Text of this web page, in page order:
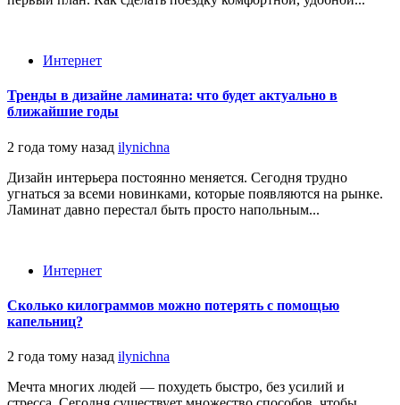
Интернет
Тренды в дизайне ламината: что будет актуально в
ближайшие годы
2 года тому назад ilynichna
Дизайн интерьера постоянно меняется. Сегодня трудно
угнаться за всеми новинками, которые появляются на рынке.
Ламинат давно перестал быть просто напольным...
Интернет
Сколько килограммов можно потерять с помощью
капельниц?
2 года тому назад ilynichna
Мечта многих людей — похудеть быстро, без усилий и